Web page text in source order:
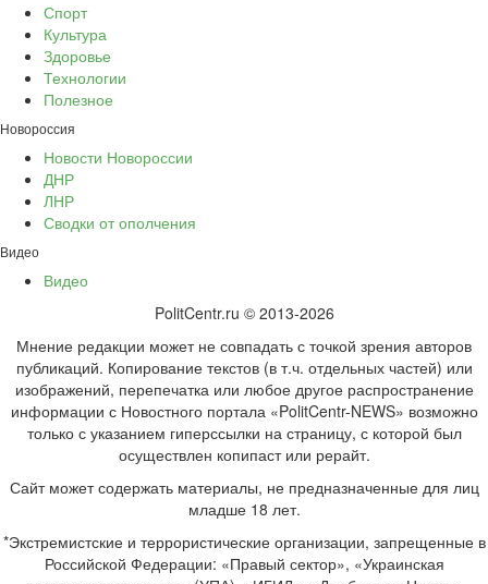
Спорт
Культура
Здоровье
Технологии
Полезное
Новороссия
Новости Новороссии
ДНР
ЛНР
Сводки от ополчения
Видео
Видео
PolitCentr.ru © 2013-2026
Мнение редакции может не совпадать с точкой зрения авторов
публикаций. Копирование текстов (в т.ч. отдельных частей) или
изображений, перепечатка или любое другое распространение
информации с Новостного портала «PolitCentr-NEWS» возможно
только с указанием гиперссылки на страницу, с которой был
осуществлен копипаст или рерайт.
Сайт может содержать материалы, не предназначенные для лиц
младше 18 лет.
*Экстремистские и террористические организации, запрещенные в
Российской Федерации: «Правый сектор», «Украинская